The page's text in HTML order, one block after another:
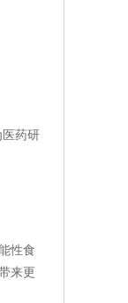
药研
性食
来更